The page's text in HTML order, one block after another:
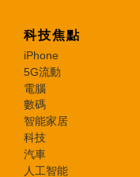
科技焦點
iPhone
5G流動
電腦
數碼
智能家居
科技
汽車
人工智能